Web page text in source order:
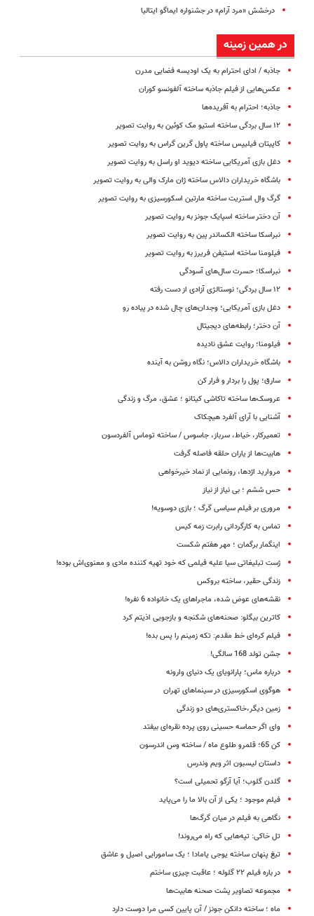
درخشش «مرد آرام» در جشنواره ایماگو ایتالیا
در همین زمینه
جاذبه / ادای احترام به یک اودیسه فضایی مدرن
عکس‌هایی از فیلم جاذبه ساخته آلفونسو کوران
جاذبه؛ احترام به آفریده‌ها
۱۲ سال بردگی ساخته استیو مک کوئین به روایت تصویر
کاپیتان فیلیپس ساخته پاول گرین گراس به روایت تصویر
دغل بازی آمریکایی ساخته دیوید او راسل به روایت تصویر
باشگاه خریداران دالاس ساخته ژان مارک والی به روایت تصویر
گرگ وال استریت ساخته مارتین اسکورسیزی به روایت تصویر
آن دختر ساخته‌ اسپایک جونز به روایت تصویر
نبراسکا ساخته‌ الکساندر پین به روایت تصویر
فیلومنا ساخته استیفن فریرز به روایت تصویر
نبراسکا؛ حسرت سال‌های آسودگی
۱۲ سال بردگی؛ نوستالژی آزادی از دست رفته
دغل بازی آمریکایی؛ وجدان‌های چال شده در پیاده رو
آن دختر؛ رابطه‌های دیجیتال
فیلومنا؛ روایت عشق نادیده
باشگاه خریداران دالاس؛ نگاه روشن به آینده
سارق؛ پول را بردار و فرار کن
عروسک‌ها ساخته تاکاشی کیتانو ؛ عشق، مرگ و زندگی
آشنایی با آرای آلفرد هیچکاک
تعمیرکار، خیاط، سرباز، جاسوس / ساخته توماس آلفردسون
هابیت‌ها از یاران حلقه‌ فاصله گرفت
مروارید اژدها، رونمایی از نماد خیرخواهی
حس ششم ؛ بی نیاز از نیاز
مروری بر فیلم سیاسی گرگ ؛‌ بازی دوسویه!
تماس به کارگردانی رابرت زمه کیس
اینگمار برگمان ؛ مهر هفتم شکست
ژست تبلیغاتی سیا علیه فیلمی که خود تهیه کننده مادی‌ و معنوی‌اش بوده!
زندگی حقیر، ساخته بروکس
نقشه‌های عوض شده، ماجراهای یک خانواده 6 نفره!
کاترین بیگلو: صحنه‌های شکنجه و بازجویی اذیتم کرد
فیلم کره‌ای خط مقدم: تکه زمینم را پس بده!
جشن تولد 168 سالگی!
درباره ماس؛ پارانویای یک دنیای وارونه
هوگوی اسکورسیزی در سینماهای تهران
زمین دیگر،خاکستری‌های دو زندگی
وای اگر حماسه حسینی روی پرده نقره‌ای بیفتد
کن 65؛ قلمرو طلوع ماه / ساخته وس اندرسون
داستان لیسبون اثر ویم وندرس
گلدن گلوب؛ آیا آرگو تحمیلی است؟
فیلم موجود ؛ یکی از آن بالا ما را می‌پاید
نگاهی به فیلم در میان گرگ‌ها
تل خاکی: تپه‌هایی که راه می‌روند!
تیغ پنهان ساخته یوجی یامادا ؛ یک سامورایی اصیل و عاشق
در باره فیلم ۲۲ گلوله ؛ عاقبت چیزی ساختم
مجموعه تصاویر پشت صحنه‌ هابیت‌ها
ماه ؛ ساخته دانکن جونز / آن پایین کسی مرا دوست دارد